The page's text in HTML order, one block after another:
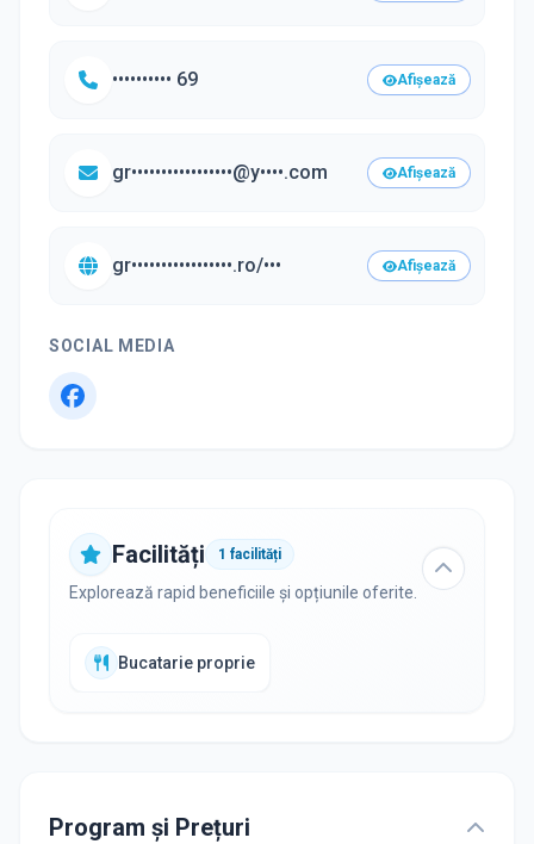
•••••••••• 69 Afișează
gr•••••••••••••••••@y••••.com Afișează
gr•••••••••••••••••.ro/••• Afișează
SOCIAL MEDIA
Facilități 1 facilități
Explorează rapid beneficiile și opțiunile oferite.
Bucatarie proprie
Program și Prețuri